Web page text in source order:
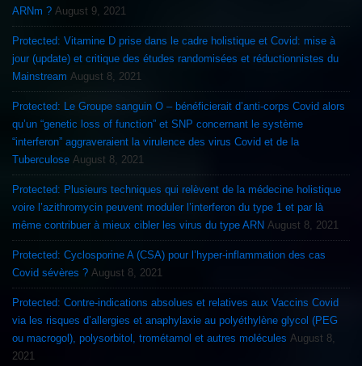
ARNm ? August 9, 2021
Protected: Vitamine D prise dans le cadre holistique et Covid: mise à
jour (update) et critique des études randomisées et réductionnistes du
Mainstream August 8, 2021
Protected: Le Groupe sanguin O – bénéficierait d’anti-corps Covid alors
qu’un “genetic loss of function” et SNP concernant le système
“interferon” aggraveraient la virulence des virus Covid et de la
Tuberculose August 8, 2021
Protected: Plusieurs techniques qui relèvent de la médecine holistique
voire l’azithromycin peuvent moduler l’interferon du type 1 et par là
même contribuer à mieux cibler les virus du type ARN August 8, 2021
Protected: Cyclosporine A (CSA) pour l’hyper-inflammation des cas
Covid sévères ? August 8, 2021
Protected: Contre-indications absolues et relatives aux Vaccins Covid
via les risques d’allergies et anaphylaxie au polyéthylène glycol (PEG
ou macrogol), polysorbitol, trométamol et autres molécules August 8,
2021